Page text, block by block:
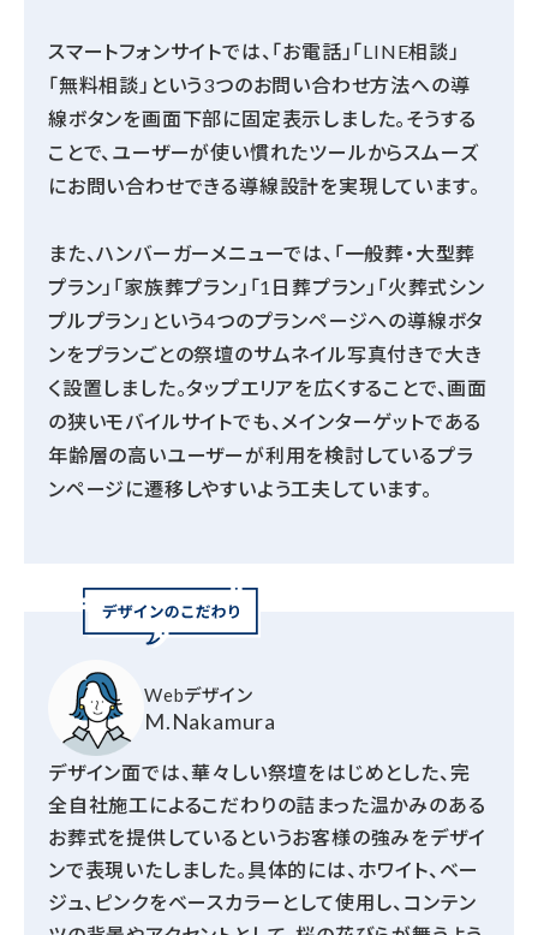
スマートフォンサイトでは、「お電話」「LINE相談」
「無料相談」という3つのお問い合わせ方法への導
線ボタンを画面下部に固定表示しました。そうする
ことで、ユーザーが使い慣れたツールからスムーズ
にお問い合わせできる導線設計を実現しています。
また、ハンバーガーメニューでは、「一般葬・大型葬
プラン」「家族葬プラン」「1日葬プラン」「火葬式シン
プルプラン」という4つのプランページへの導線ボタ
ンをプランごとの祭壇のサムネイル写真付きで大き
く設置しました。タップエリアを広くすることで、画面
の狭いモバイルサイトでも、メインターゲットである
年齢層の高いユーザーが利用を検討しているプラ
ンページに遷移しやすいよう工夫しています。
Webデザイン
M.Nakamura
デザイン面では、華々しい祭壇をはじめとした、完
全自社施工によるこだわりの詰まった温かみのある
お葬式を提供しているというお客様の強みをデザイ
ンで表現いたしました。具体的には、ホワイト、ベー
ジュ、ピンクをベースカラーとして使用し、コンテン